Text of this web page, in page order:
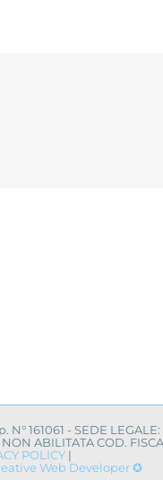
- SEDE LEGALE:
ABILITATA COD.
POLICY|
Web Developer ✪